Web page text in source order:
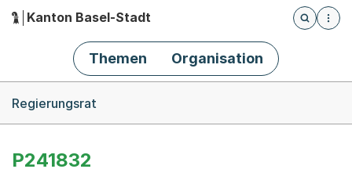
Hauptnavigation
Kanton Basel-Stadt
Öffnet
Themen Organisation
Regierungsrat
P241832